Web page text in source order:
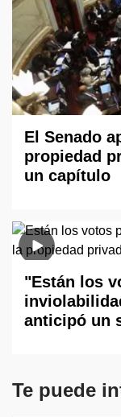
El Senado
propiedad
un capítulo
"Están los
anticipó un
Te puede